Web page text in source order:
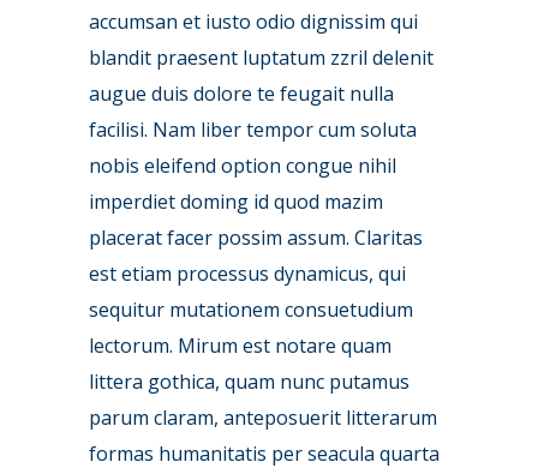
accumsan et iusto odio dignissim qui
blandit praesent luptatum zzril delenit
augue duis dolore te feugait nulla
facilisi. Nam liber tempor cum soluta
nobis eleifend option congue nihil
imperdiet doming id quod mazim
placerat facer possim assum. Claritas
est etiam processus dynamicus, qui
sequitur mutationem consuetudium
lectorum. Mirum est notare quam
littera gothica, quam nunc putamus
parum claram, anteposuerit litterarum
formas humanitatis per seacula quarta